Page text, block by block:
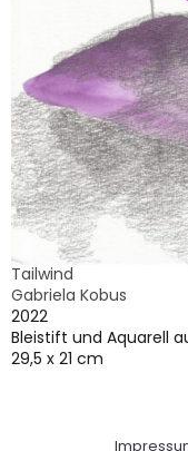
Tailwind
Gabriela Kobus
2022
Bleistift und Aquarell
29,5 x 21 cm